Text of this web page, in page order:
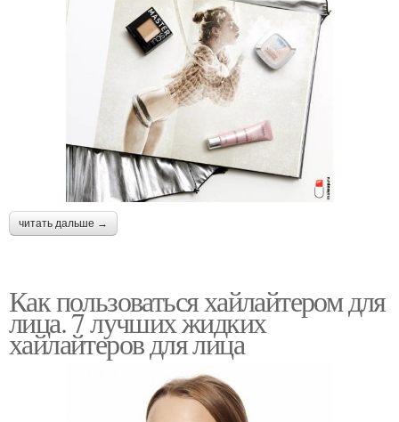
читать дальше →
Как пользоваться хайлайтером для
лица. 7 лучших жидких
хайлайтеров для лица